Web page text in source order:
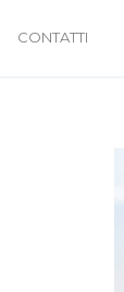
CONTATTI